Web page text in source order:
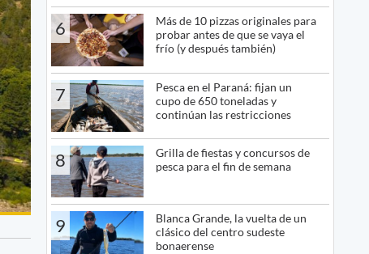
6
Más de 10 pizzas originales para
probar antes de que se vaya el
frío (y después también)
7
Pesca en el Paraná: fijan un
cupo de 650 toneladas y
continúan las restricciones
8
Grilla de fiestas y concursos de
pesca para el fin de semana
9
Blanca Grande, la vuelta de un
clásico del centro sudeste
bonaerense